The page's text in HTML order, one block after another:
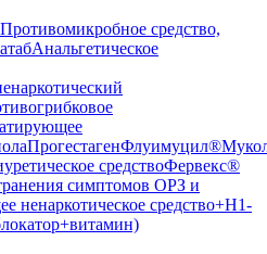
Противомикробное средство,
Анальгетическое
ПрогестагенФлуимуцил®
средствоФервекс®
симптомов ОРЗ и
ненаркотическое средство+H1-